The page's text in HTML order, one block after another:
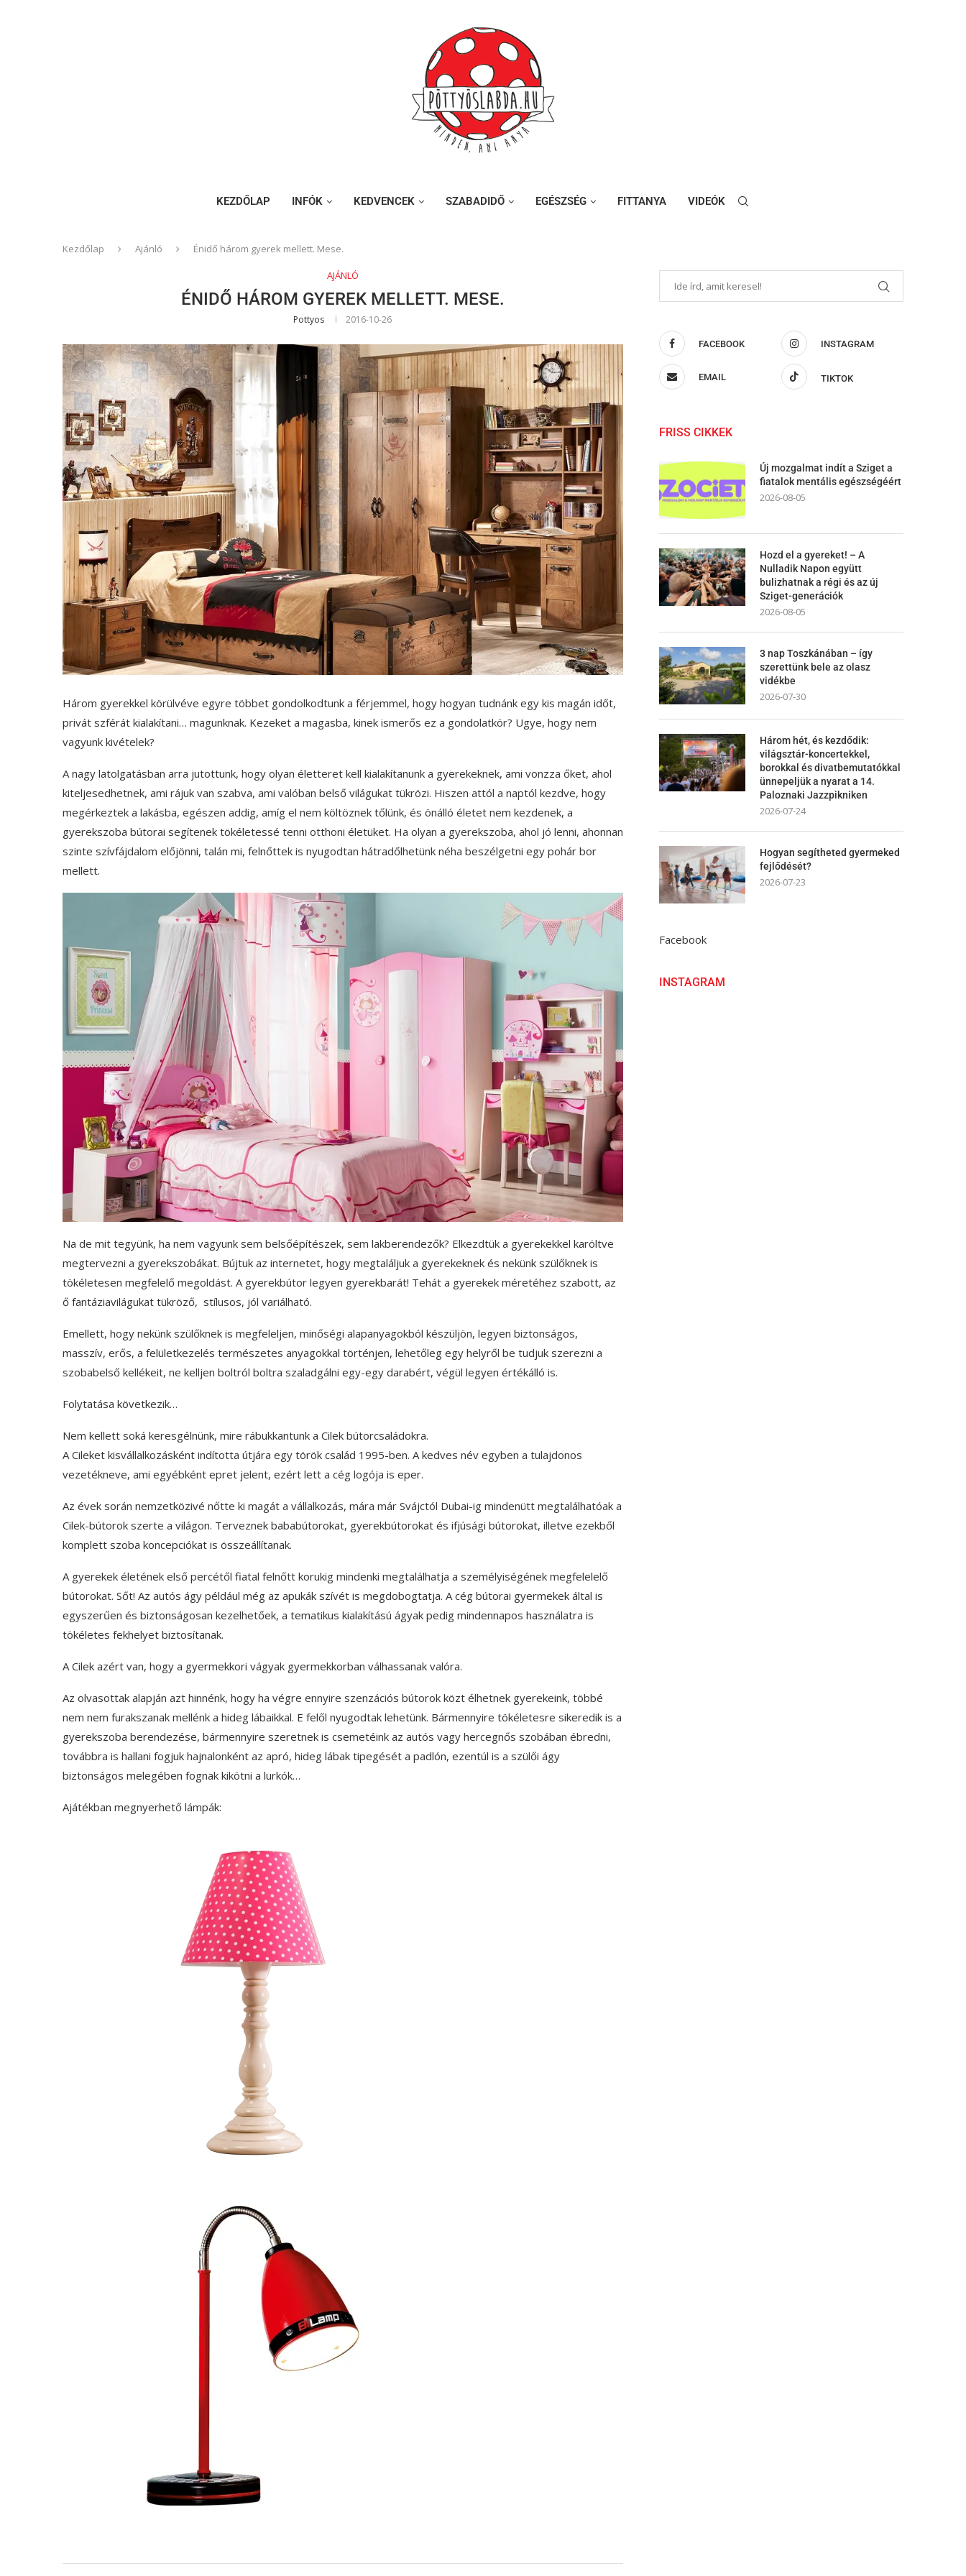
KEZDŐLAP INFÓK KEDVENCEK SZABADIDŐ EGÉSZSÉG FITTANYA VIDEÓK
Kezdőlap Ajánló Énidő három gyerek mellett. Mese.
AJÁNLÓ
ÉNIDŐ HÁROM GYEREK MELLETT. MESE.
Pottyos 2016-10-26
Három gyerekkel körülvéve egyre többet gondolkodtunk a férjemmel, hogy hogyan tudnánk egy kis magán időt,
privát szférát kialakítani… magunknak. Kezeket a magasba, kinek ismerős ez a gondolatkör? Ugye, hogy nem
vagyunk kivételek?
A nagy latolgatásban arra jutottunk, hogy olyan életteret kell kialakítanunk a gyerekeknek, ami vonzza őket, ahol
kiteljesedhetnek, ami rájuk van szabva, ami valóban belső világukat tükrözi. Hiszen attól a naptól kezdve, hogy
megérkeztek a lakásba, egészen addig, amíg el nem költöznek tőlünk, és önálló életet nem kezdenek, a
gyerekszoba bútorai segítenek tökéletessé tenni otthoni életüket. Ha olyan a gyerekszoba, ahol jó lenni, ahonnan
szinte szívfájdalom előjönni, talán mi, felnőttek is nyugodtan hátradőlhetünk néha beszélgetni egy pohár bor
mellett.
Na de mit tegyünk, ha nem vagyunk sem belsőépítészek, sem lakberendezők? Elkezdtük a gyerekekkel karöltve
megtervezni a gyerekszobákat. Bújtuk az internetet, hogy megtaláljuk a gyerekeknek és nekünk szülőknek is
tökéletesen megfelelő megoldást. A gyerekbútor legyen gyerekbarát! Tehát a gyerekek méretéhez szabott, az
ő fantáziavilágukat tükröző, stílusos, jól variálható.
Emellett, hogy nekünk szülőknek is megfeleljen, minőségi alapanyagokból készüljön, legyen biztonságos,
masszív, erős, a felületkezelés természetes anyagokkal történjen, lehetőleg egy helyről be tudjuk szerezni a
szobabelső kellékeit, ne kelljen boltról boltra szaladgálni egy-egy darabért, végül legyen értékálló is.
Folytatása következik…
Nem kellett soká keresgélnünk, mire rábukkantunk a Cilek bútorcsaládokra.
A Cileket kisvállalkozásként indította útjára egy török család 1995-ben. A kedves név egyben a tulajdonos
vezetékneve, ami egyébként epret jelent, ezért lett a cég logója is eper.
Az évek során nemzetközivé nőtte ki magát a vállalkozás, mára már Svájctól Dubai-ig mindenütt megtalálhatóak a
Cilek-bútorok szerte a világon. Terveznek bababútorokat, gyerekbútorokat és ifjúsági bútorokat, illetve ezekből
komplett szoba koncepciókat is összeállítanak.
A gyerekek életének első percétől fiatal felnőtt korukig mindenki megtalálhatja a személyiségének megfelelelő
bútorokat. Sőt! Az autós ágy például még az apukák szívét is megdobogtatja. A cég bútorai gyermekek által is
egyszerűen és biztonságosan kezelhetőek, a tematikus kialakítású ágyak pedig mindennapos használatra is
tökéletes fekhelyet biztosítanak.
A Cilek azért van, hogy a gyermekkori vágyak gyermekkorban válhassanak valóra.
Az olvasottak alapján azt hinnénk, hogy ha végre ennyire szenzációs bútorok közt élhetnek gyerekeink, többé
nem nem furakszanak mellénk a hideg lábaikkal. E felől nyugodtak lehetünk. Bármennyire tökéletesre sikeredik is a
gyerekszoba berendezése, bármennyire szeretnek is csemetéink az autós vagy hercegnős szobában ébredni,
továbbra is hallani fogjuk hajnalonként az apró, hideg lábak tipegését a padlón, ezentúl is a szülői ágy
biztonságos melegében fognak kikötni a lurkók…
Ajátékban megnyerhető lámpák:
FACEBOOK INSTAGRAM
EMAIL TIKTOK
FRISS CIKKEK
Új mozgalmat indít a Sziget a
fiatalok mentális egészségéért
2026-08-05
Hozd el a gyereket! – A
Nulladik Napon együtt
bulizhatnak a régi és az új
Sziget-generációk
2026-08-05
3 nap Toszkánában – így
szerettünk bele az olasz
vidékbe
2026-07-30
Három hét, és kezdődik:
világsztár-koncertekkel,
borokkal és divatbemutatókkal
ünnepeljük a nyarat a 14.
Paloznaki Jazzpikniken
2026-07-24
Hogyan segítheted gyermeked
fejlődését?
2026-07-23
Facebook
INSTAGRAM